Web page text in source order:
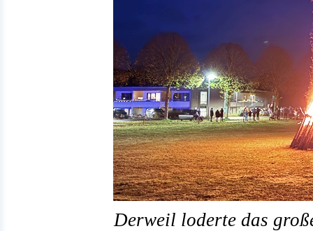
Derweil loderte das